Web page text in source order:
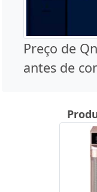
Preço de
antes de